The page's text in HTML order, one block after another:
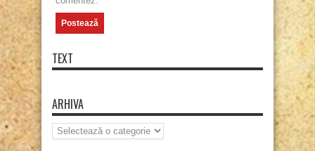
TEXT
ARHIVA
Arhiva